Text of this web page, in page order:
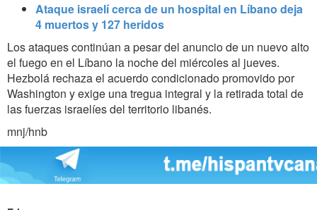
Ataque israelí cerca de un hospital en Líbano deja
4 muertos y 127 heridos
Los ataques continúan a pesar del anuncio de un nuevo alto
el fuego en el Líbano la noche del miércoles al jueves.
Hezbolá rechaza el acuerdo condicionado promovido por
Washington y exige una tregua integral y la retirada total de
las fuerzas israelíes del territorio libanés.
mnj/hnb